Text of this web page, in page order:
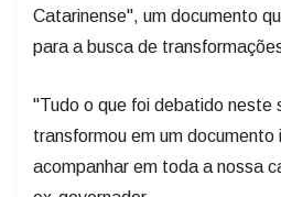
Catarinense", um documento
para a busca de
"Tudo o que foi debatido neste
transformou em um
acompanhar em toda a nossa